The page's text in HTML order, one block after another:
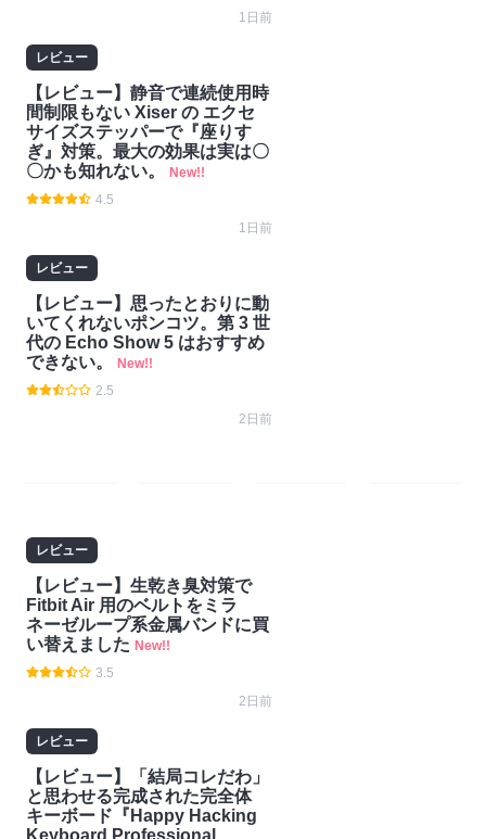
1日前
レビュー
【レビュー】静音で連続使用時
間制限もない Xiser の エクセ
サイズステッパーで『座りす
ぎ』対策。最大の効果は実は〇
〇かも知れない。
New!!
4.5
1日前
レビュー
【レビュー】思ったとおりに動
いてくれないポンコツ。第 3 世
代の Echo Show 5 はおすすめ
できない。
New!!
2.5
2日前
ジェ
ット
レビュー
【レビュー】生乾き臭対策で
Fitbit Air 用のベルトをミラ
ネーゼループ系金属バンドに買
い替えました New!!
3.5
2日前
レビュー
【レビュー】「結局コレだわ」
と思わせる完成された完全体
キーボード『Happy Hacking